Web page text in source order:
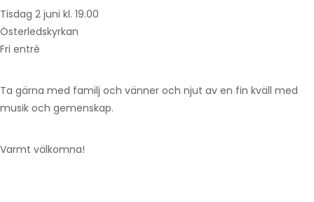
Tisdag 2 juni kl. 19.00
Österledskyrkan
Fri entré
Ta gärna med familj och vänner och njut av en fin kväll med
musik och gemenskap.
Varmt välkomna!